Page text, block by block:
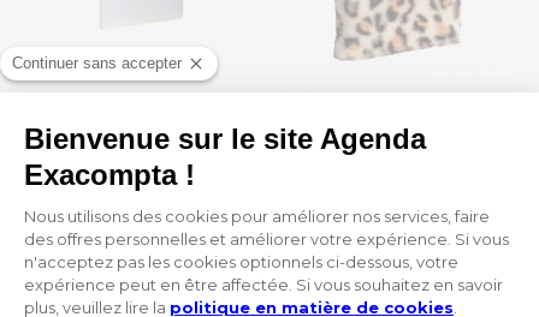
4,95 € 21,10 €
/ 12